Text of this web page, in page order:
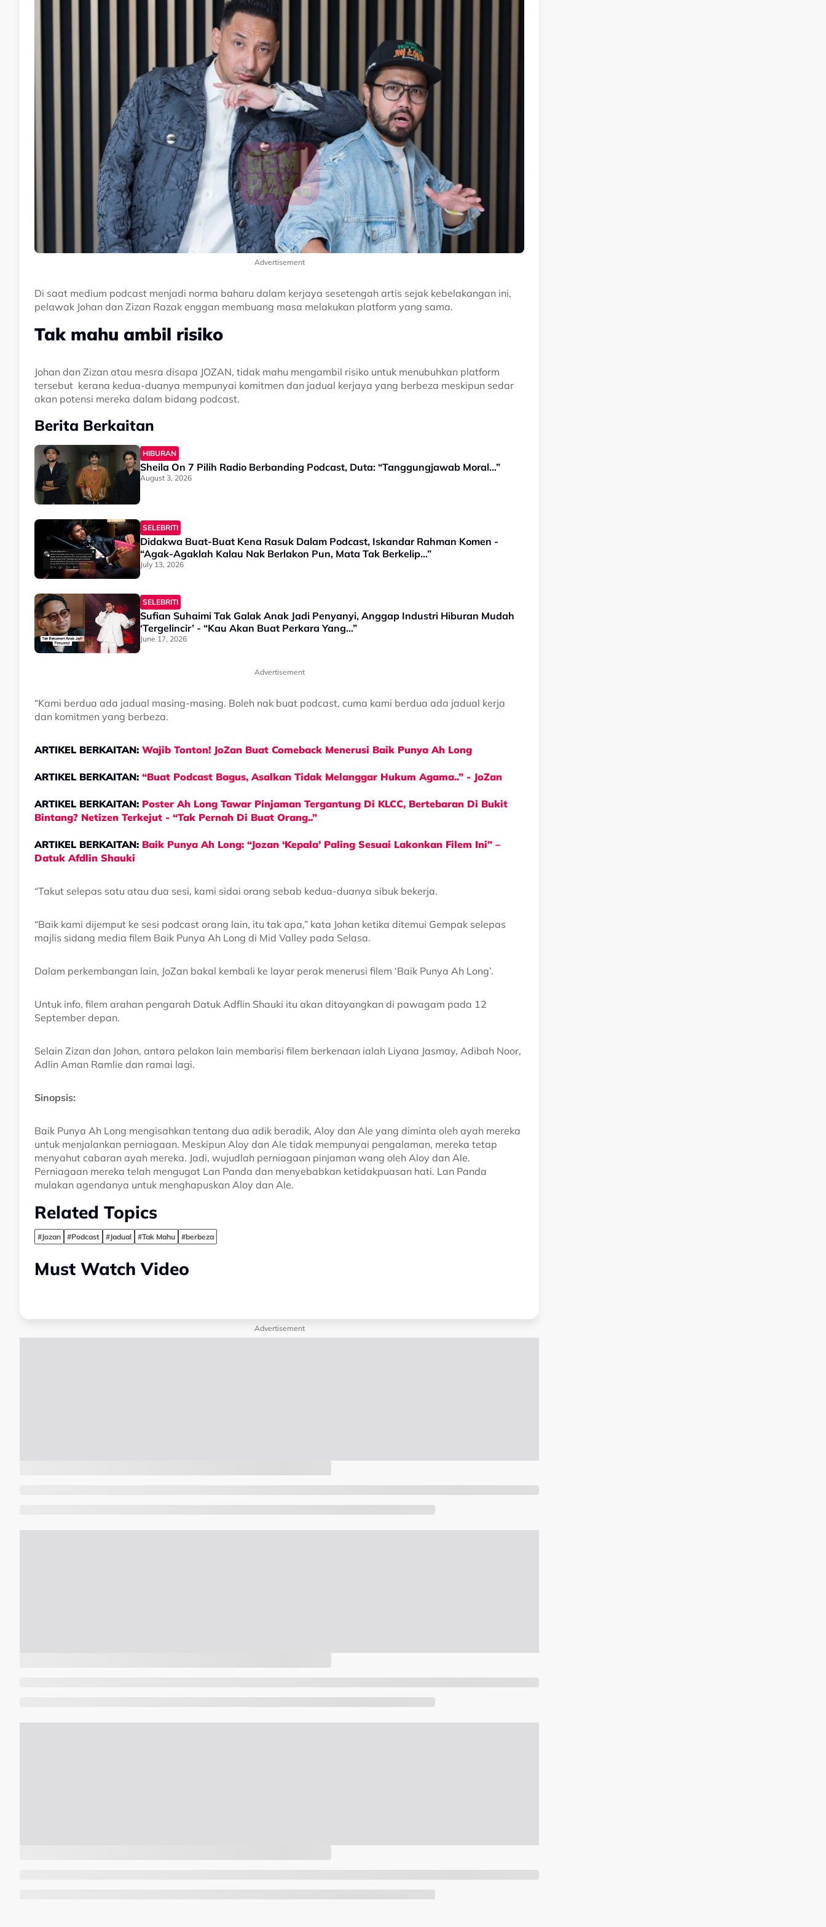
Advertisement
Di saat medium podcast menjadi norma baharu dalam kerjaya sesetengah artis sejak kebelakangan ini,
pelawak Johan dan Zizan Razak enggan membuang masa melakukan platform yang sama.
Tak mahu ambil risiko
Johan dan Zizan atau mesra disapa JOZAN, tidak mahu mengambil risiko untuk menubuhkan platform
tersebut kerana kedua-duanya mempunyai komitmen dan jadual kerjaya yang berbeza meskipun sedar
akan potensi mereka dalam bidang podcast.
Berita Berkaitan
HIBURAN
Sheila On 7 Pilih Radio Berbanding Podcast, Duta: “Tanggungjawab Moral…”
August 3, 2026
SELEBRITI
Didakwa Buat-Buat Kena Rasuk Dalam Podcast, Iskandar Rahman Komen -
“Agak-Agaklah Kalau Nak Berlakon Pun, Mata Tak Berkelip…”
July 13, 2026
SELEBRITI
Sufian Suhaimi Tak Galak Anak Jadi Penyanyi, Anggap Industri Hiburan Mudah
‘Tergelincir’ - “Kau Akan Buat Perkara Yang…”
June 17, 2026
Advertisement
“Kami berdua ada jadual masing-masing. Boleh nak buat podcast, cuma kami berdua ada jadual kerja
dan komitmen yang berbeza.
ARTIKEL BERKAITAN: Wajib Tonton! JoZan Buat Comeback Menerusi Baik Punya Ah Long
ARTIKEL BERKAITAN: “Buat Podcast Bagus, Asalkan Tidak Melanggar Hukum Agama..” - JoZan
ARTIKEL BERKAITAN: Poster Ah Long Tawar Pinjaman Tergantung Di KLCC, Bertebaran Di Bukit
Bintang? Netizen Terkejut - “Tak Pernah Di Buat Orang..”
ARTIKEL BERKAITAN: Baik Punya Ah Long: “Jozan ‘Kepala’ Paling Sesuai Lakonkan Filem Ini” –
Datuk Afdlin Shauki
“Takut selepas satu atau dua sesi, kami sidai orang sebab kedua-duanya sibuk bekerja.
“Baik kami dijemput ke sesi podcast orang lain, itu tak apa,” kata Johan ketika ditemui Gempak selepas
majlis sidang media filem Baik Punya Ah Long di Mid Valley pada Selasa.
Dalam perkembangan lain, JoZan bakal kembali ke layar perak menerusi filem ‘Baik Punya Ah Long’.
Untuk info, filem arahan pengarah Datuk Adflin Shauki itu akan ditayangkan di pawagam pada 12
September depan.
Selain Zizan dan Johan, antara pelakon lain membarisi filem berkenaan ialah Liyana Jasmay, Adibah Noor,
Adlin Aman Ramlie dan ramai lagi.
Sinopsis:
Baik Punya Ah Long mengisahkan tentang dua adik beradik, Aloy dan Ale yang diminta oleh ayah mereka
untuk menjalankan perniagaan. Meskipun Aloy dan Ale tidak mempunyai pengalaman, mereka tetap
menyahut cabaran ayah mereka. Jadi, wujudlah perniagaan pinjaman wang oleh Aloy dan Ale.
Perniagaan mereka telah mengugat Lan Panda dan menyebabkan ketidakpuasan hati. Lan Panda
mulakan agendanya untuk menghapuskan Aloy dan Ale.
Related Topics
#Jozan #Podcast #Jadual #Tak Mahu #berbeza
Must Watch Video
Advertisement